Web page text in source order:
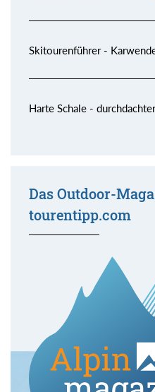
Skitourenführer -
Harte Schale -
Das Outdoor-
tourentipp.com